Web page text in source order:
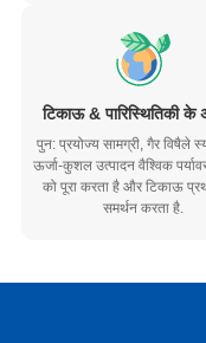
पुन: प्रयोज्य सामग्री, गैर विषैले
ऊर्जा-कुशल उत्पादन वैश्विक
को पूरा करता है और टिकाऊ